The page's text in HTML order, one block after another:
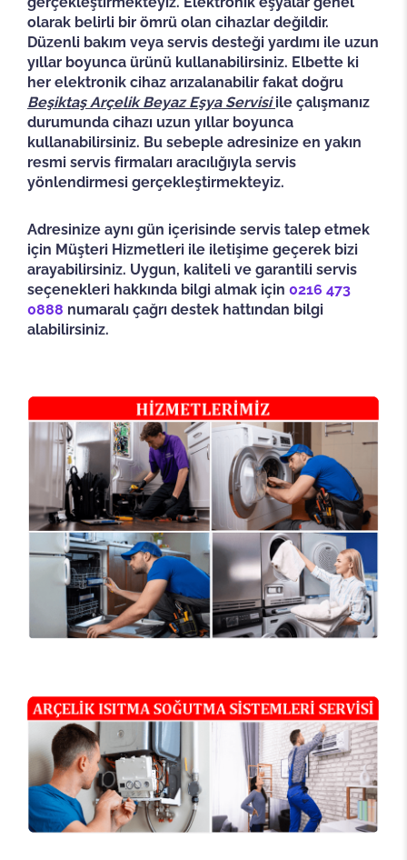
olarak belirli bir ömrü olan cihazlar değildir.
Düzenli bakım veya servis desteği yardımı ile uzun
yıllar boyunca ürünü kullanabilirsiniz. Elbette ki
her elektronik cihaz arızalanabilir fakat doğru
Beşiktaş Arçelik Beyaz Eşya Servisiile çalışmanız
durumunda cihazı uzun yıllar boyunca
kullanabilirsiniz. Bu sebeple adresinize en yakın
resmi servis firmaları aracılığıyla servis
yönlendirmesi gerçekleştirmekteyiz.
Adresinize aynı gün içerisinde servis talep etmek
için Müşteri Hizmetleri ile iletişime geçerek bizi
arayabilirsiniz. Uygun, kaliteli ve garantili servis
seçenekleri hakkında bilgi almak için 0216 473
0888 numaralı çağrı destek hattından bilgi
alabilirsiniz.